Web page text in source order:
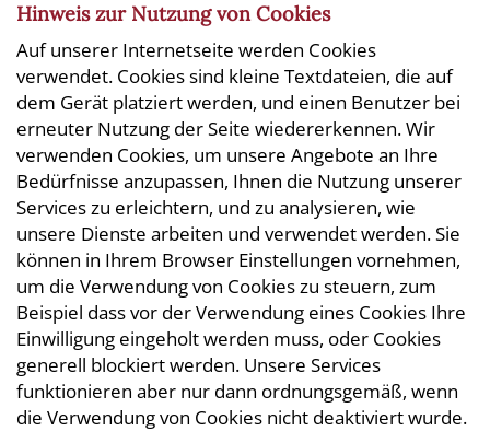
Hinweis zur Nutzung von Cookies
Auf unserer Internetseite werden Cookies
verwendet. Cookies sind kleine Textdateien, die auf
dem Gerät platziert werden, und einen Benutzer bei
erneuter Nutzung der Seite wiedererkennen. Wir
verwenden Cookies, um unsere Angebote an Ihre
Bedürfnisse anzupassen, Ihnen die Nutzung unserer
Services zu erleichtern, und zu analysieren, wie
unsere Dienste arbeiten und verwendet werden. Sie
können in Ihrem Browser Einstellungen vornehmen,
um die Verwendung von Cookies zu steuern, zum
Beispiel dass vor der Verwendung eines Cookies Ihre
Einwilligung eingeholt werden muss, oder Cookies
generell blockiert werden. Unsere Services
funktionieren aber nur dann ordnungsgemäß, wenn
die Verwendung von Cookies nicht deaktiviert wurde.